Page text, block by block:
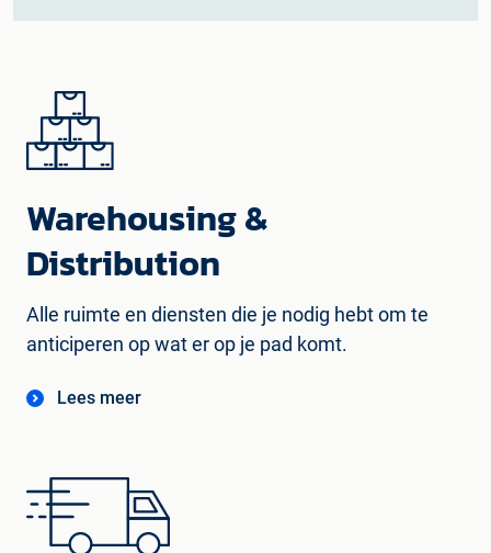
Warehousing &
Distribution
Alle ruimte en diensten die je nodig hebt om te
anticiperen op wat er op je pad komt.
Lees meer